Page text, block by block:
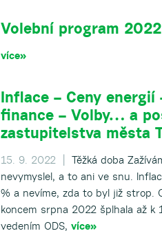
Volební program
více»
Inflace – Ceny energií
finance – Volby… a
zastupitelstva města
15. 9. 2022 |
Těžká doba
nevymyslel, a to ani ve snu.
% a nevíme, zda to byl již strop.
koncem srpna 2022 šplhala až
vedením ODS, více»